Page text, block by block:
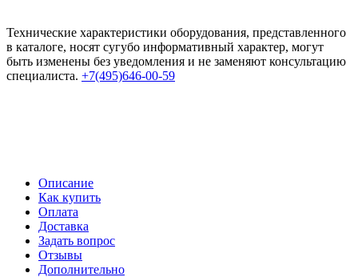
Технические характеристики оборудования, представленного
в каталоге, носят сугубо информативный характер, могут
быть изменены без уведомления и не заменяют консультацию
специалиста. +7(495)646-00-59
Описание
Как купить
Оплата
Доставка
Задать вопрос
Отзывы
Дополнительно